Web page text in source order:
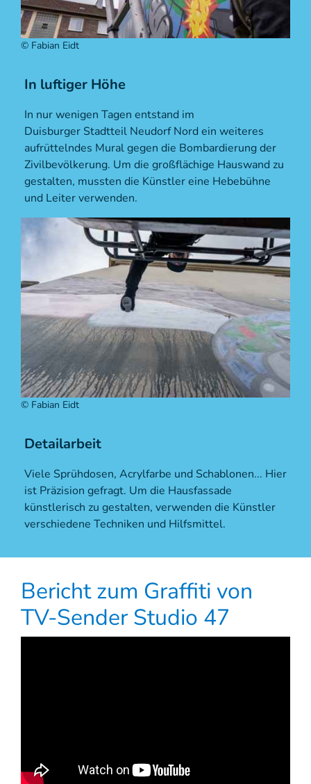
© Fabian Eidt
In luftiger Höhe
In nur wenigen Tagen entstand im
Duisburger Stadtteil Neudorf Nord ein weiteres
aufrüttelndes Mural gegen die Bombardierung der
Zivilbevölkerung. Um die großflächige Hauswand zu
gestalten, mussten die Künstler eine Hebebühne
und Leiter verwenden.
© Fabian Eidt
Detailarbeit
Viele Sprühdosen, Acrylfarbe und Schablonen... Hier
ist Präzision gefragt. Um die Hausfassade
künstlerisch zu gestalten, verwenden die Künstler
verschiedene Techniken und Hilfsmittel.
Bericht zum Graffiti von
TV-Sender Studio 47